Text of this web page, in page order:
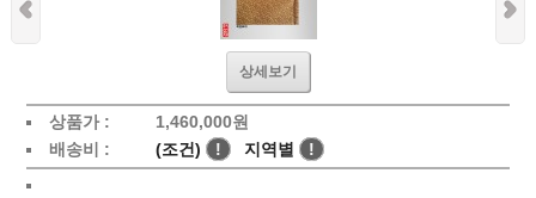
상세보기
상품가 : 1,460,000원
배송비 :
(조건) ! 지역별 !